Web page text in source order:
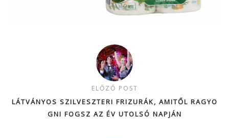
ELŐZŐ POST
LÁTVÁNYOS SZILVESZTERI FRIZURÁK, AMITŐL RAGYO
GNI FOGSZ AZ ÉV UTOLSÓ NAPJÁN